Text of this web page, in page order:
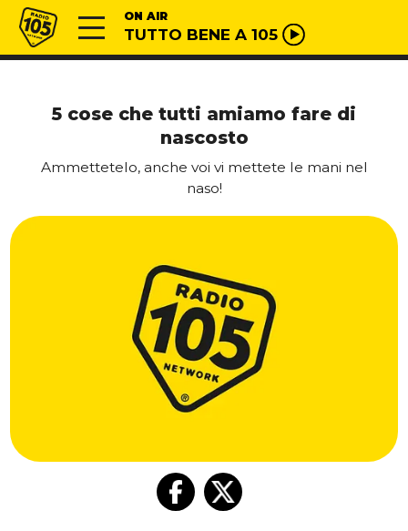
Vai al contenuto
Radio 105 ON AIR
TUTTO BENE A 105
5 cose che tutti amiamo fare di
nascosto
Ammettetelo, anche voi vi mettete le mani nel
naso!